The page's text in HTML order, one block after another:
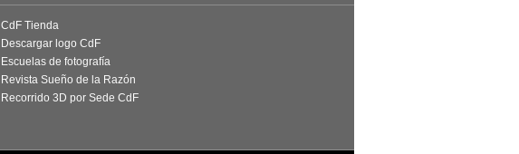
CdF Tienda
Descargar logo CdF
Escuelas de fotografía
Revista Sueño de la Razón
Recorrido 3D por Sede CdF